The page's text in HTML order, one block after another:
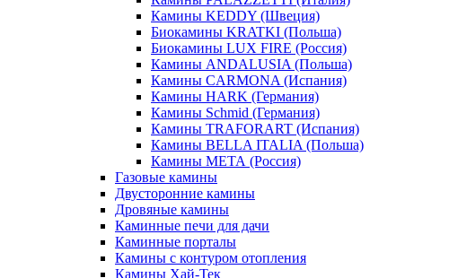
Камины KEDDY (Швеция)
Биокамины KRATKI (Польша)
Биокамины LUX FIRE (Россия)
Камины ANDALUSIA (Польша)
Камины CARMONA (Испания)
Камины HARK (Германия)
Камины Schmid (Германия)
Камины TRAFORART (Испания)
Камины BELLA ITALIA (Польша)
Камины МЕТА (Россия)
Газовые камины
Двусторонние камины
Дровяные камины
Каминные печи для дачи
Каминные порталы
Камины с контуром отопления
Камины Хай-Тек